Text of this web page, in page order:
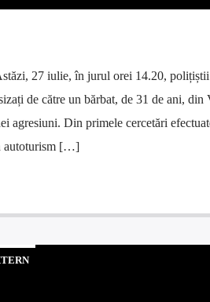
27 iulie, în jurul orei 14.20,
de către un bărbat, de 31 de ani,
agresiuni. Din primele cercetări
autoturism […]